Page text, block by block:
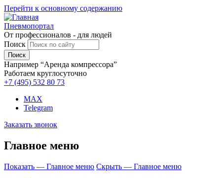
Перейти к основному содержанию
Пневмопортал
От профессионалов - для людей
Поиск
Например “Аренда компрессора”
Работаем круглосуточно
+7 (495) 532 80 73
MAX
Telegram
Заказать звонок
Главное меню
Показать — Главное меню Скрыть — Главное меню